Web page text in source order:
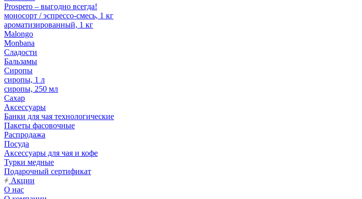
Prospero – выгодно всегда!
моносорт / эспрессо-смесь, 1 кг
ароматизированный, 1 кг
Malongo
Monbana
Сладости
Бальзамы
Сиропы
сиропы, 1 л
сиропы, 250 мл
Сахар
Аксессуары
Банки для чая технологические
Пакеты фасовочные
Распродажа
Посуда
Аксессуары для чая и кофе
Турки медные
Подарочный сертификат
Акции
О нас